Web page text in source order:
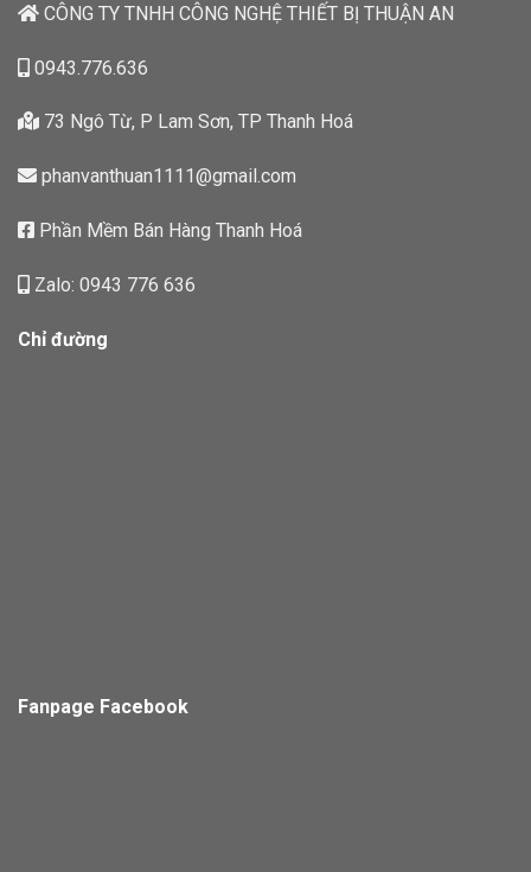
CÔNG TY TNHH CÔNG NGHỆ THIẾT BỊ THUẬN AN
0943.776.636
73 Ngô Từ, P Lam Sơn, TP Thanh Hoá
phanvanthuan1111@gmail.com
Phần Mềm Bán Hàng Thanh Hoá
Zalo: 0943 776 636
Chỉ đường
Fanpage Facebook